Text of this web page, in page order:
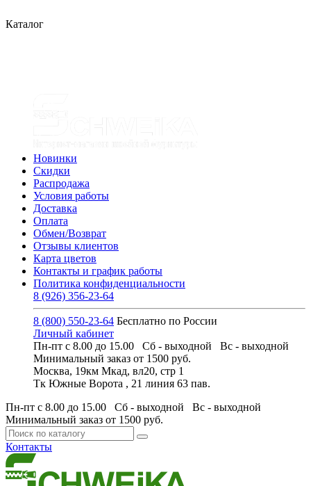
Каталог
Новинки
Скидки
Распродажа
Условия работы
Доставка
Оплата
Обмен/Возврат
Отзывы клиентов
Карта цветов
Контакты и график работы
Политика конфиденциальности
8 (926) 356-23-64
8 (800) 550-23-64 Бесплатно по России
Личный кабинет
Пн-пт с 8.00 до 15.00 Сб - выходной Вс - выходной
Минимальный заказ от 1500 руб.
Москва, 19км Мкад, вл20, стр 1
Тк Южные Ворота , 21 линия 63 пав.
Пн-пт с 8.00 до 15.00 Сб - выходной Вс - выходной
Минимальный заказ от 1500 руб.
Контакты